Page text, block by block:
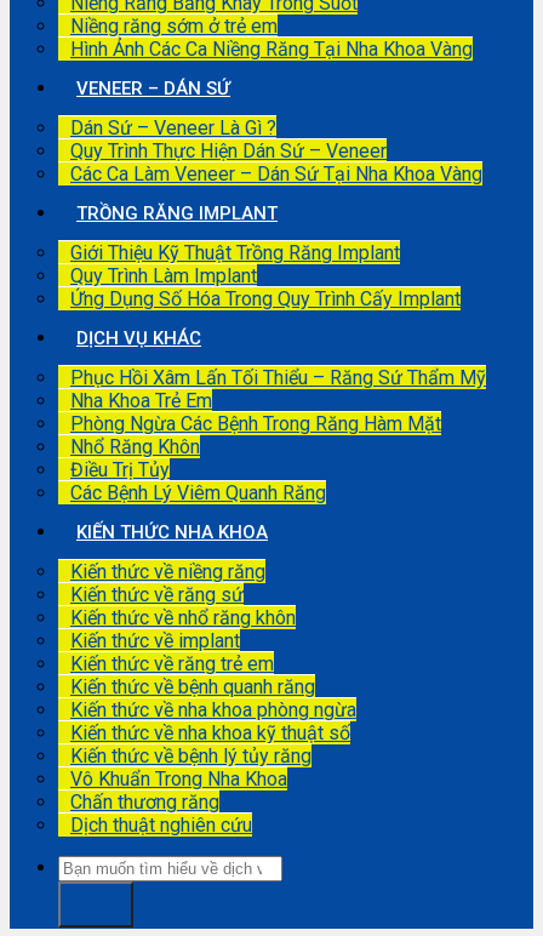
Niềng răng sớm ở trẻ em
Hình Ảnh Các Ca Niềng Răng Tại Nha Khoa Vàng
VENEER – DÁN SỨ
Dán Sứ – Veneer Là Gì ?
Quy Trình Thực Hiện Dán Sứ – Veneer
Các Ca Làm Veneer – Dán Sứ Tại Nha Khoa Vàng
TRỒNG RĂNG IMPLANT
Giới Thiệu Kỹ Thuật Trồng Răng Implant
Quy Trình Làm Implant
Ứng Dụng Số Hóa Trong Quy Trình Cấy Implant
DỊCH VỤ KHÁC
Phục Hồi Xâm Lấn Tối Thiểu – Răng Sứ Thẩm Mỹ
Nha Khoa Trẻ Em
Phòng Ngừa Các Bệnh Trong Răng Hàm Mặt
Nhổ Răng Khôn
Điều Trị Tủy
Các Bệnh Lý Viêm Quanh Răng
KIẾN THỨC NHA KHOA
Kiến thức về niềng răng
Kiến thức về răng sứ
Kiến thức về nhổ răng khôn
Kiến thức về implant
Kiến thức về răng trẻ em
Kiến thức về bệnh quanh răng
Kiến thức về nha khoa phòng ngừa
Kiến thức về nha khoa kỹ thuật số
Kiến thức về bệnh lý tủy răng
Vô Khuẩn Trong Nha Khoa
Chấn thương răng
Dịch thuật nghiên cứu